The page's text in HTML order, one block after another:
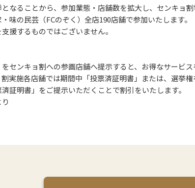
なることから、参加業態・店舗数を拡大し、センキョ
味の民芸（FCのぞく）全店190店舗で参加いたします。
援するものではございません。
センキョ割への参画店舗へ提示すると、お得なサービス
実施各店舗では期間中「投票済証明書」または、選挙
証明書」をご提示いただくことで割引をいたします。